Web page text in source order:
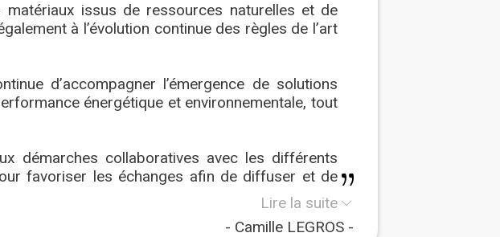
issus de ressources naturelles et de
à l’évolution continue des règles de l’art
d’accompagner l’émergence de solutions
énergétique et environnementale, tout
démarches collaboratives avec les différents
favoriser les échanges afin de diffuser et de
pour les rendre accessibles à tous et donc
Camille LEGROS
Lire la suite